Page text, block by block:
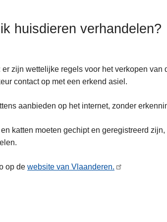
huisdieren verhandelen?
er zijn wettelijke regels voor het verkopen
contact op met een erkend asiel.
aanbieden op het internet, zonder
katten moeten gechipt en geregistreerd
op de website van Vlaanderen.